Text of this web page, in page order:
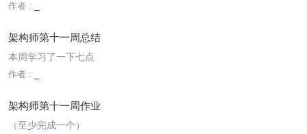
作者 :
架构师第十一周总结
本周学习了一下七点
作者 :
架构师第十一周作业
（至少完成一个）